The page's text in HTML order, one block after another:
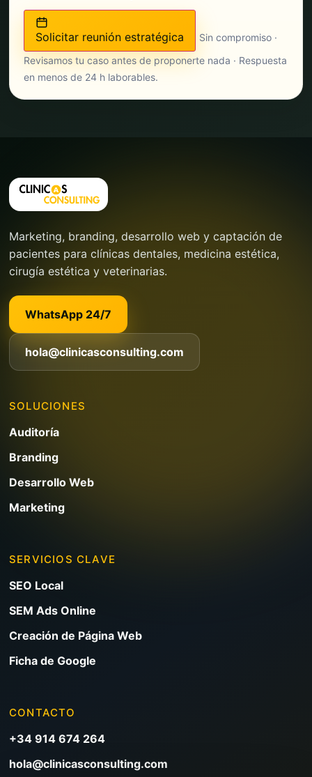
Solicitar reunión estratégica
Sin compromiso ·
Revisamos tu caso antes de proponerte nada · Respuesta
en menos de 24 h laborables.
Marketing, branding, desarrollo web y captación de
pacientes para clínicas dentales, medicina estética,
cirugía estética y veterinarias.
WhatsApp 24/7
hola@clinicasconsulting.com
SOLUCIONES
Auditoría
Branding
Desarrollo Web
Marketing
SERVICIOS CLAVE
SEO Local
SEM Ads Online
Creación de Página Web
Ficha de Google
CONTACTO
+34 914 674 264
hola@clinicasconsulting.com